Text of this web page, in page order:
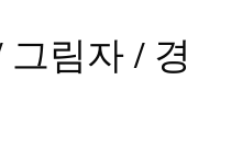
림자 / 경